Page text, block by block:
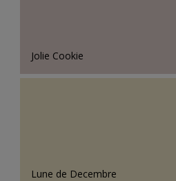
Jolie Cookie
Lune de Decembre